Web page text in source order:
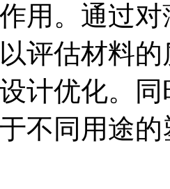
用。通过
评估材料
计优化。
不同用途